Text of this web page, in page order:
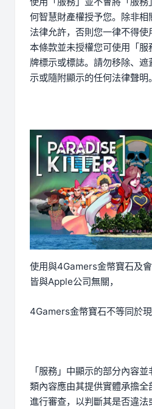
何智慧財產權授予您。除非
法律允許，否則您一律不得使
本條款並未授權您可使用「服
牌標示或標誌。請勿移除、
示或隨附顯示的任何法律聲明。
使用與4Gamers金幣寶石及會
皆與Apple公司無關，
4Gamers金幣寶石不等同於現
「服務」中顯示的部分內容
類內容應由其提供實體承擔
進行審查，以判斷其是否違